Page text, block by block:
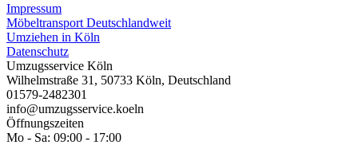
Impressum
Möbeltransport Deutschlandweit
Umziehen in Köln
Datenschutz
Umzugsservice Köln
Wilhelmstraße 31 , 50733 Köln, Deutschland
01579-2482301
info@umzugsservice.koeln
Öffnungszeiten
Mo - Sa: 09:00 - 17:00